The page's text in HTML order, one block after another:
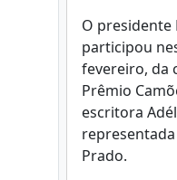
O presidente
participou
fevereiro, da
Prêmio
escritora
Prado.